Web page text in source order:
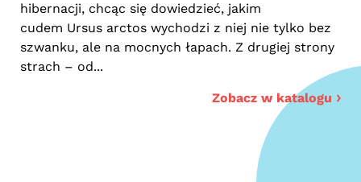
hibernacji, chcąc się dowiedzieć, jakim
cudem Ursus arctos wychodzi z niej nie tylko bez
szwanku, ale na mocnych łapach. Z drugiej strony
strach – od...
Zobacz w katalogu